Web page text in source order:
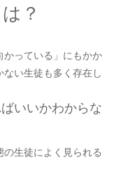
？
かっている」にもかか
い生徒も多く存在し
いいかわからな
生徒によく見られる